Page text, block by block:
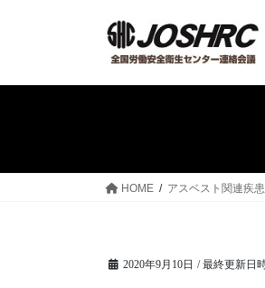
HOME アスベスト関連疾
2020年9月10日 / 最終更新日